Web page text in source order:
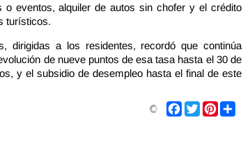
o eventos, alquiler de autos sin chofer y el crédito
turísticos.
dirigidas a los residentes, recordó que continúa
de nueve puntos de esa tasa hasta el 30 de
y el subsidio de desempleo hasta el final de este
Facebook
TwitterPinterest